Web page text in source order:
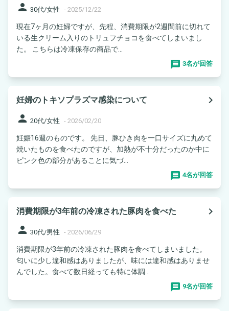
person 30代/女性 - 2025/12/22
現在7ヶ月の妊婦ですが、先程、消費期限が2週間前に切れて
いる生クリーム入りのトリュフチョコを食べてしまいまし
た。 こちらは冷凍保存の商品で...
3名が回答
妊婦のトキソプラズマ感染について
navigate_next
person 20代/女性 - 2026/02/20
妊娠16週のものです。 先日、豚ひき肉を一口サイズに丸めて
焼いたものを食べたのですが、加熱が不十分だったのか中に
ピンク色の部分があることに気づ...
4名が回答
消費期限が3年前の冷凍された豚肉を食べた
navigate_next
person 30代/男性 - 2026/06/29
消費期限が3年前の冷凍された豚肉を食べてしまいました。
匂いに少し違和感はありましたが、味には違和感はありませ
んでした。食べて数日経っても特に体調...
9名が回答